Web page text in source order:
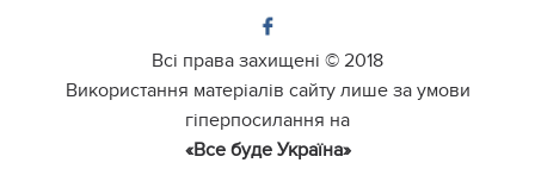
Всі права захищені © 2018
Використання матеріалів сайту лише за умови
гіперпосилання на
«Все буде Україна»